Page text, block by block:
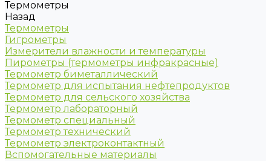
Термометры
Назад
Термометры
Гигрометры
Измерители влажности и температуры
Пирометры (термометры инфракрасные)
Термометр биметаллический
Термометр для испытания нефтепродуктов
Термометр для сельского хозяйства
Термометр лабораторный
Термометр специальный
Термометр технический
Термометр электроконтактный
Вспомогательные материалы